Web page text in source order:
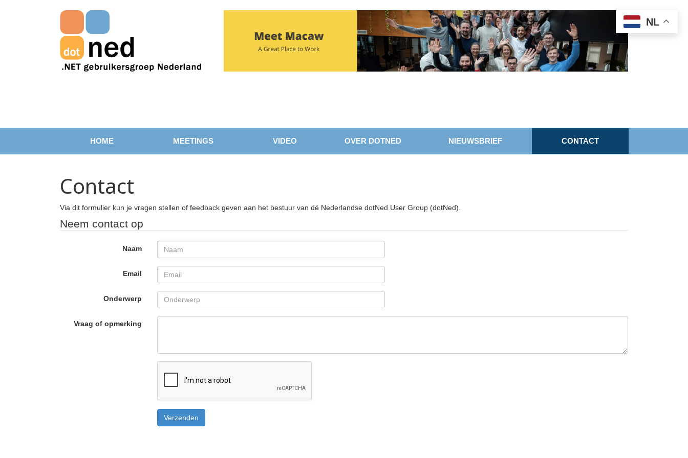
HOME MEETINGS VIDEO OVER DOTNED NIEUWSBRIEF CONTACT
Contact
Via dit formulier kun je vragen stellen of feedback geven aan het bestuur van dé Nederlandse dotNed User Group (dotNed).
Neem contact op
Naam
Email
Onderwerp
Vraag of opmerking
Verzenden
NL